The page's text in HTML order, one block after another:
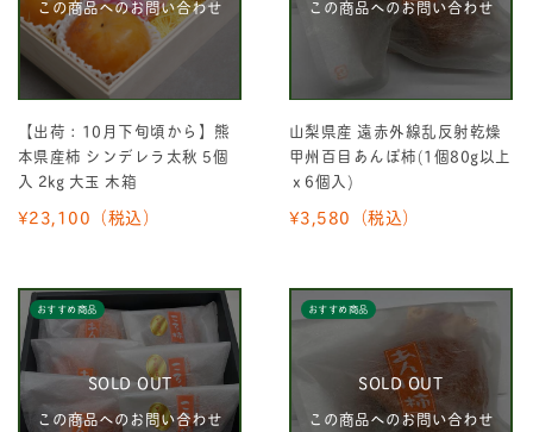
この商品へのお問い合わせ
【出荷：10月下旬頃から】熊
本県産柿 シンデレラ太秋 5個
入 2kg 大玉 木箱
¥23,100 （税込）
この商品へのお問い合わせ
山梨県産 遠赤外線乱反射乾燥
甲州百目あんぽ柿(1個80g以上
ｘ6個入)
¥3,580 （税込）
おすすめ商品
SOLD OUT
この商品へのお問い合わせ
おすすめ商品
SOLD OUT
この商品へのお問い合わせ